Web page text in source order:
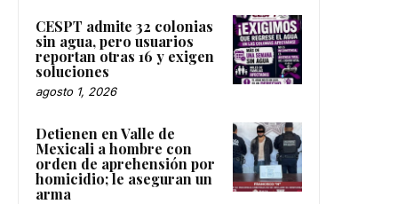
CESPT admite 32 colonias
sin agua, pero usuarios
reportan otras 16 y exigen
soluciones
agosto 1, 2026
Detienen en Valle de
Mexicali a hombre con
orden de aprehensión por
homicidio; le aseguran un
arma